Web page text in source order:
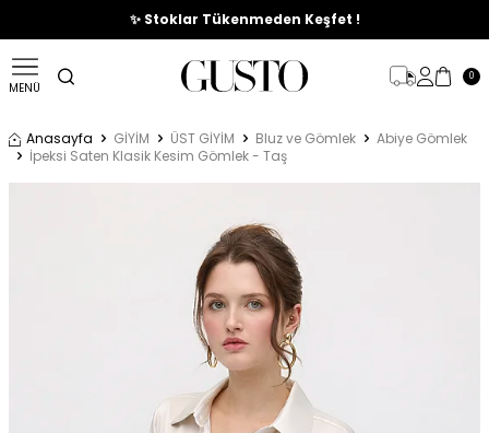
🎉%70'e Varan Büyük Yaz İndirim Başladı !
✨ Stoklar Tükenmeden Keşfet !
MENÜ
0
Anasayfa GİYİM ÜST GİYİM Bluz ve Gömlek
Abiye Gömlek
İpeksi Saten Klasik Kesim Gömlek - Taş